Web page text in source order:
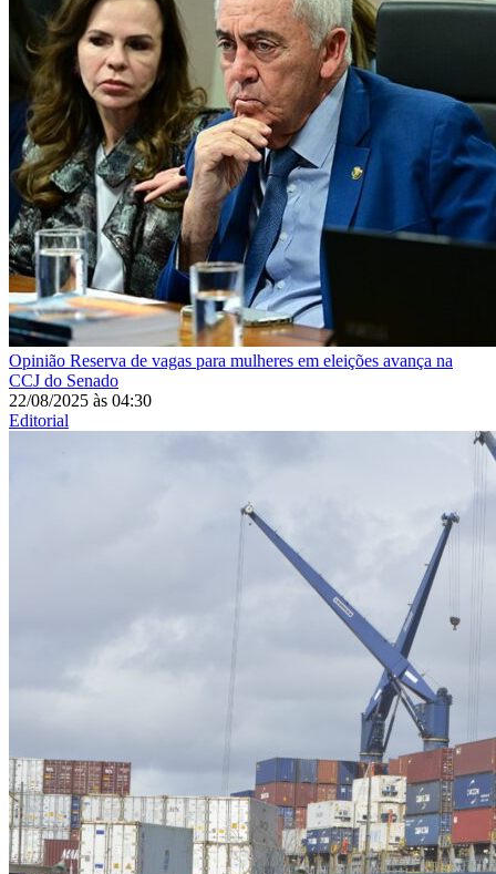
Opinião Reserva de vagas para mulheres em eleições avança na
CCJ do Senado
22/08/2025 às 04:30
Editorial